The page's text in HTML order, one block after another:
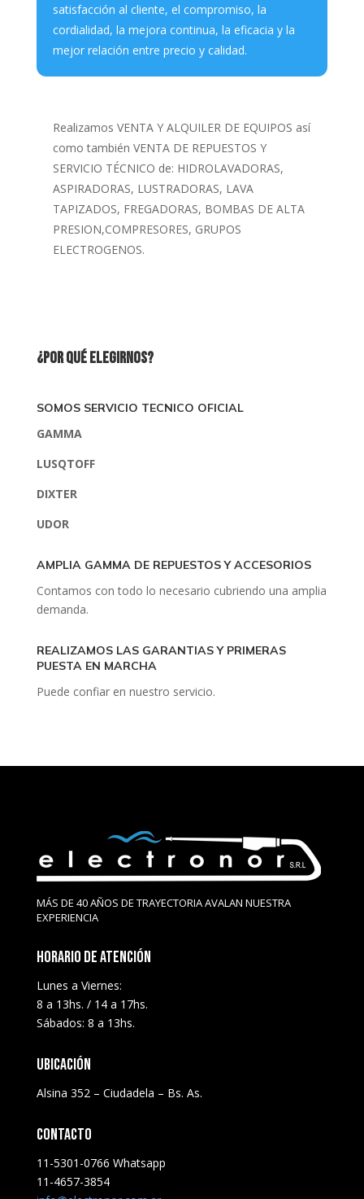
satisfacción al cliente, el compromiso, la
cordialidad, la mejora continua, la eficacia y la
mejor relación entre precio y calidad.
Realizamos VENTA Y ALQUILER DE EQUIPOS así
como también VENTA DE REPUESTOS Y
SERVICIO TÉCNICO de: HIDROLAVADORAS,
ASPIRADORAS, LUSTRADORAS, LAVA
TAPIZADOS, FREGADORAS, BOMBAS DE ALTA
PRESION,COMPRESORES, GRUPOS
ELECTROGENOS.
¿Por qué elegirnos?
SOMOS SERVICIO TECNICO OFICIAL
GAMMA
LUSQTOFF
DIXTER
UDOR
AMPLIA GAMMA DE REPUESTOS Y ACCESORIOS
Contamos con todo lo necesario cubriendo una amplia
demanda.
REALIZAMOS LAS GARANTIAS Y PRIMERAS
PUESTA EN MARCHA
Puede confiar en nuestro servicio.
MÁS DE 40 AÑOS DE TRAYECTORIA AVALAN NUESTRA
EXPERIENCIA
HORARIO DE ATENCIÓN
Lunes a Viernes:
8 a 13hs. / 14 a 17hs.
Sábados: 8 a 13hs.
UBICACIÓN
Alsina 352 – Ciudadela – Bs. As.
CONTACTO
11-5301-0766 Whatsapp
11-4657-3854